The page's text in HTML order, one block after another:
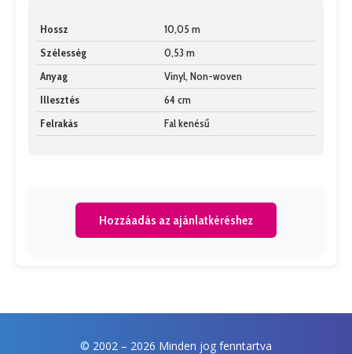
Hossz
10,05 m
Szélesség
0,53 m
Anyag
Vinyl, Non-woven
Illesztés
64 cm
Felrakás
Fal kenésű
Hozzáadás az ajánlatkéréshez
© 2002 – 2026 Minden jog fenntartva